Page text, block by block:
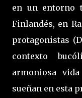
en un entorno
Finlandés, en
protagonistas
contexto
armoniosa
sueñan en esta